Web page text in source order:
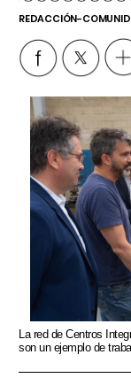
REDACCIÓN-
La red de Centros
son un ejemplo de